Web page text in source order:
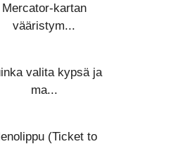
Mercator-kartan
vääristym...
valita kypsä ja
ma...
(Ticket to